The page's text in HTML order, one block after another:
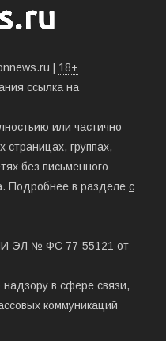
| 18+
ссылка на
или частично
страницах, группах,
без письменного
Подробнее в разделе с
ЭЛ № ФС 77-55121 от
в сфере связи,
коммуникаций